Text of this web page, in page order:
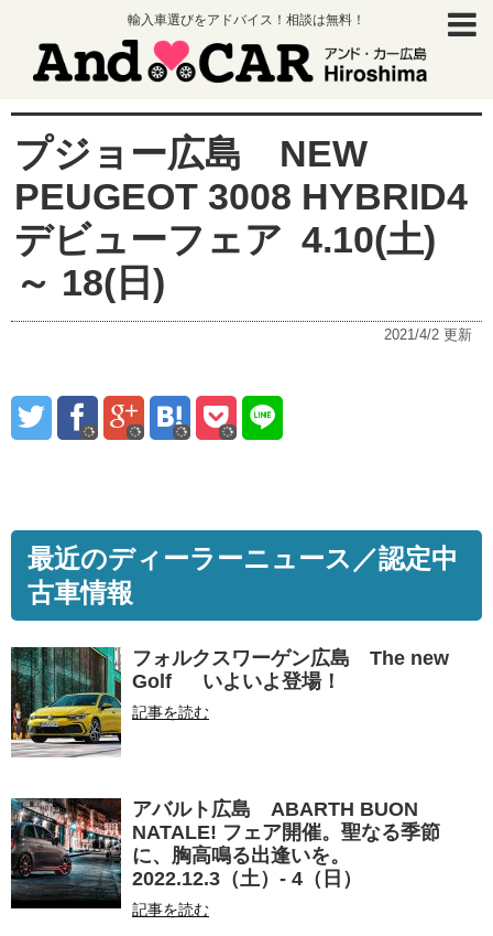
輸入車選びをアドバイス！相談は無料！
プジョー広島 NEW
PEUGEOT 3008 HYBRID4
デビューフェア 4.10(土)
～ 18(日)
2021/4/2 更新
最近のディーラーニュース／認定中
古車情報
フォルクスワーゲン広島 The new
Golf いよいよ登場！
記事を読む
アバルト広島 ABARTH BUON
NATALE! フェア開催。聖なる季節
に、胸高鳴る出逢いを。
2022.12.3（土）- 4（日）
記事を読む